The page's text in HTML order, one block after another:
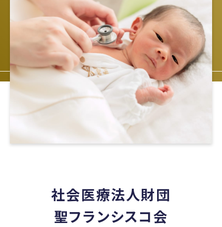
社会医療法人財団
聖フランシスコ会